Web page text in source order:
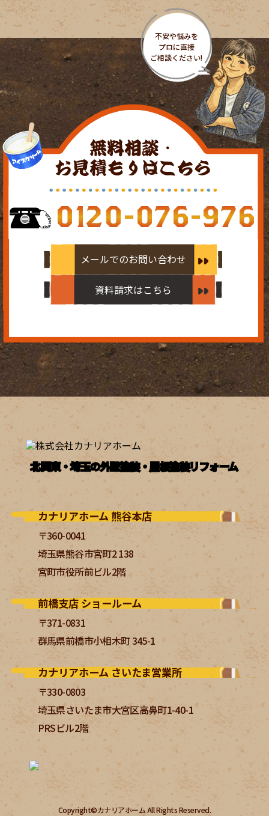
無料相談・
お見積もりはこちら
0120-076-976
メールでのお問い合わせ
資料請求はこちら
北関東・埼玉の外壁塗装・屋根塗装リフォーム
カナリアホーム 熊谷本店
〒360-0041
埼玉県熊谷市宮町2 138
宮町市役所前ビル2階
前橋支店 ショールーム
〒371-0831
群馬県前橋市小相木町 345-1
カナリアホーム さいたま営業所
〒330-0803
埼玉県さいたま市大宮区高鼻町1-40-1
PRSビル2階
Copyright©カナリアホーム All Rights Reserved.